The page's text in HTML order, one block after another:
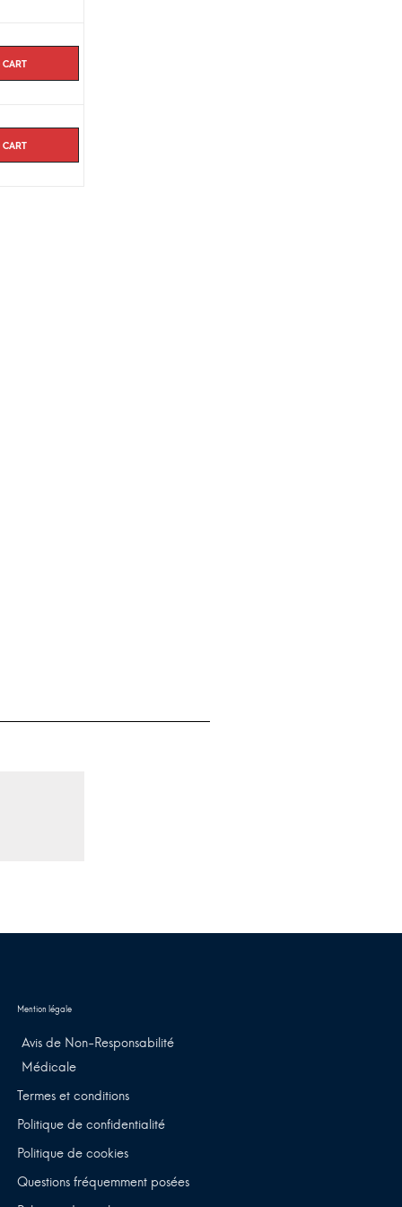
cart
cart
Avis de Non-Responsabilité
Médicale
Termes et conditions
Politique de confidentialité
Politique de cookies
Questions fréquemment posées